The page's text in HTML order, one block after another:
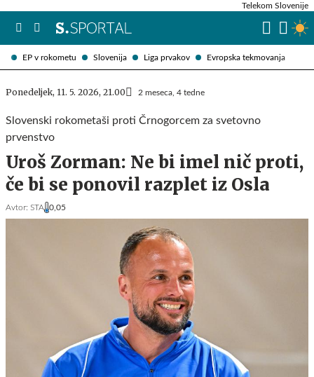
EP v rokometu Slovenija Liga prvakov Evropska tekmovanja
Telekom Slovenije
Ponedeljek, 11. 5. 2026, 21.00 2 meseca, 4 tedne
Slovenski rokometaši proti Črnogorcem za svetovno
prvenstvo
Uroš Zorman: Ne bi imel nič proti,
če bi se ponovil razplet iz Osla
Avtor: STA 0,05